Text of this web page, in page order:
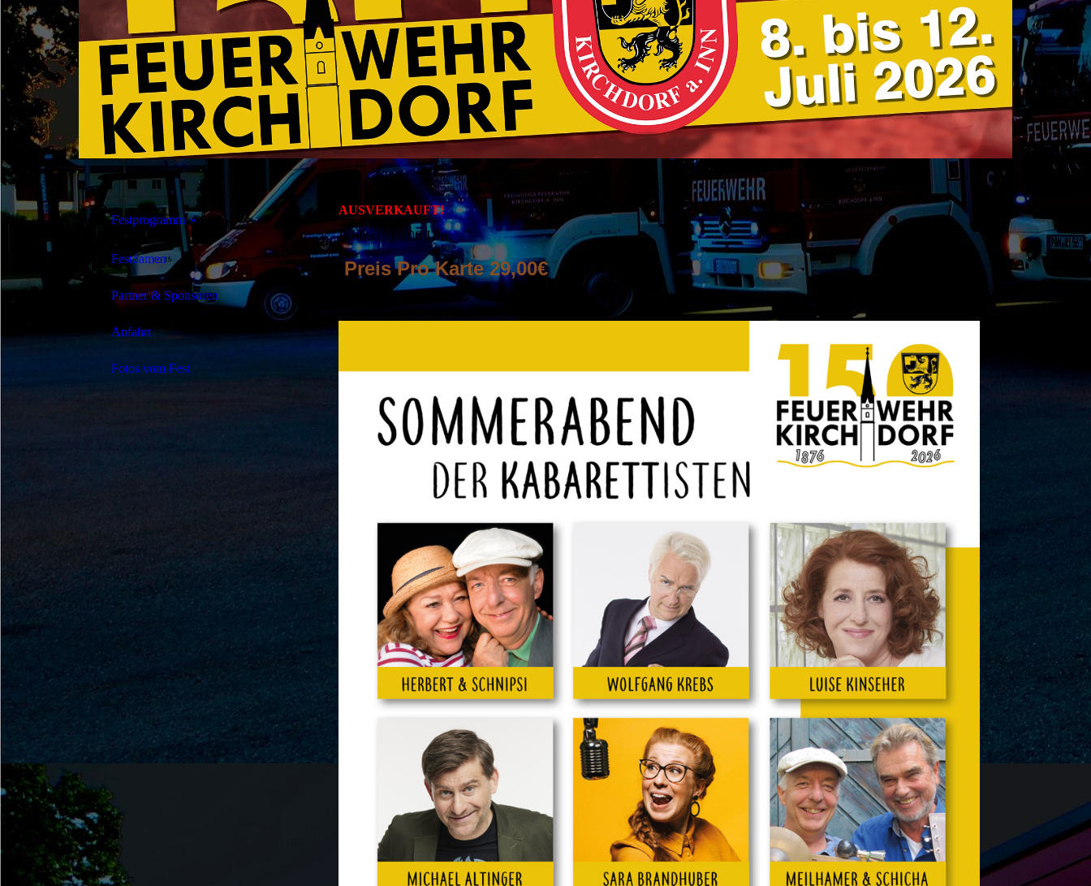
Festprogramm
Kabarett
Seniorennachmittag
Zeltdisco
Festsamstag
Festdamen
Partner & Sponsoren
Anfahrt
Fotos vom Fest
AUSVERKAUFT!
Einlass: 18:00 Uhr
Preis Pro Karte 29,00€